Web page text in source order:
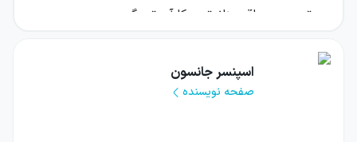
تصمیمی واقع‌بینانه‌تر و کارآمدتر بگیریم.
ایده‌های خود را در قالب یک داستان بیان می‌کند.
موضوع اصلی آن تشخیص تفاوت میان
اسپنسر جانسون
صفحه نویسنده